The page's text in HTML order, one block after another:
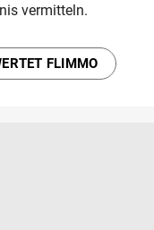
vermitteln.
FLIMMO